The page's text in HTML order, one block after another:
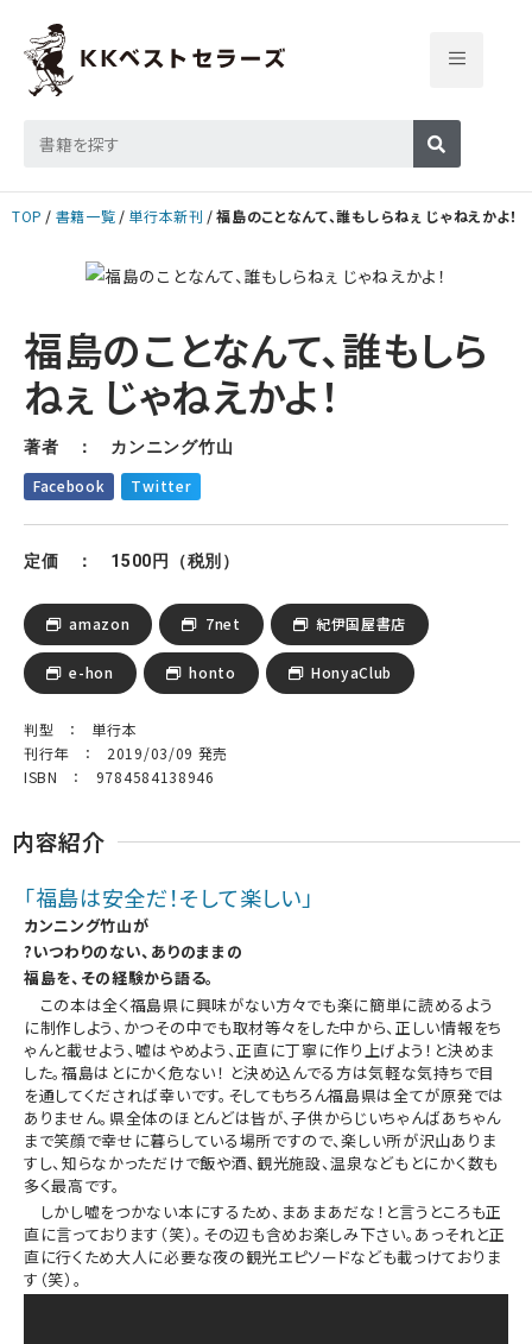
TOP 書籍一覧 単行本新刊 福島のことなんて、誰もしらねぇ じゃねえかよ！
福島のことなんて、誰もしら
ねぇ じゃねえかよ！
著者 ： カンニング竹山
Facebook Twitter
定価 ： 1500円（税別）
amazon 7net 紀伊国屋書店
e-hon honto HonyaClub
判型 ： 単行本
刊行年 ： 2019/03/09 発売
ISBN ： 9784584138946
内容紹介
「福島は安全だ！そして楽しい」
カンニング竹山が
?いつわりのない、ありのままの
福島を、その経験から語る。
この本は全く福島県に興味がない方々でも楽に簡単に読めるよう
に制作しよう、かつその中でも取材等々をした中から、正しい情報をち
ゃんと載せよう、嘘はやめよう、正直に丁寧に作り上げよう！と決めま
した。福島はとにかく危ない！ と決め込んでる方は気軽な気持ちで目
を通してくだされば幸いです。そしてもちろん福島県は全てが原発では
ありません。県全体のほとんどは皆が、子供からじいちゃんばあちゃん
まで笑顔で幸せに暮らしている場所ですので、楽しい所が沢山ありま
すし、知らなかっただけで飯や酒、観光施設、温泉などもとにかく数も
多く最高です。
しかし嘘をつかない本にするため、まあまあだな！と言うところも正
直に言っております（笑）。その辺も含めお楽しみ下さい。あっそれと正
直に行くため大人に必要な夜の観光エピソードなども載っけておりま
す（笑）。